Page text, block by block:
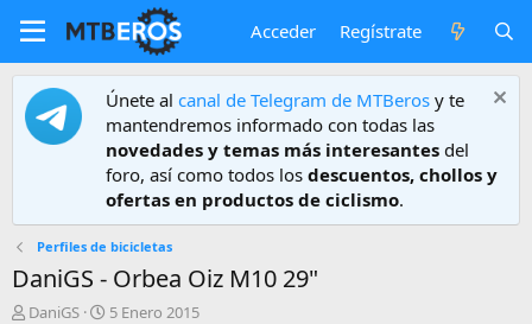
Acceder Regístrate
Únete al canal de Telegram de MTBeros y te
mantendremos informado con todas las
novedades y temas más interesantes del
foro, así como todos los descuentos, chollos y
ofertas en productos de ciclismo.
Perfiles de bicicletas
DaniGS - Orbea Oiz M10 29"
A
DaniGS
F
5 Enero 2015